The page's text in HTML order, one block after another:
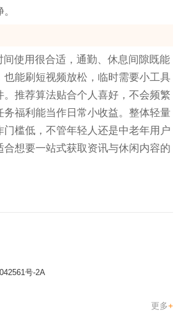
间使用很合适，通勤、休息间隙既能
也能刷短视频放松，临时需要小工具
。推荐算法贴合个人喜好，不会频繁
务福利能当作日常小收益。整体轻量
门槛低，不管年轻人还是中老年用户
合想要一站式获取资讯与休闲内容的
号-2A
更多+